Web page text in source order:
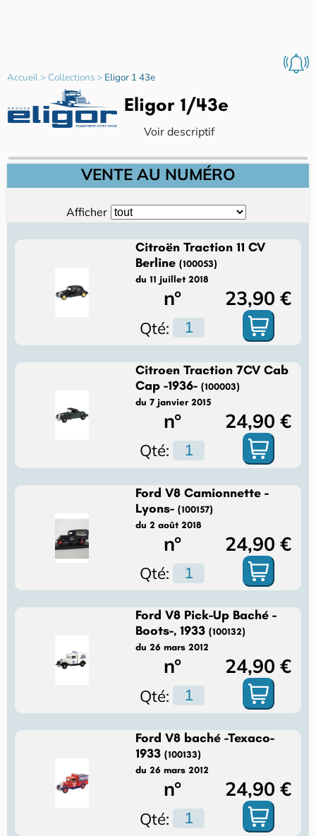
Accueil> Collections> Eligor 1 43e
Eligor 1/43e
Voir descriptif
VENTE AU NUMÉRO
Afficher
Citroën Traction 11 CV
Berline(100053)
du 11 juillet 2018
n° 23,90 €
Qté:
Citroen Traction 7CV Cab
Cap -1936-(100003)
du 7 janvier 2015
n° 24,90 €
Qté:
Ford V8 Camionnette -
Lyons-(100157)
du 2 août 2018
n° 24,90 €
Qté:
Ford V8 Pick-Up Baché -
Boots-, 1933(100132)
du 26 mars 2012
n° 24,90 €
Qté:
Ford V8 baché -Texaco-
1933(100133)
du 26 mars 2012
n° 24,90 €
Qté: